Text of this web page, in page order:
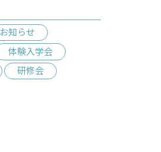
お知らせ
体験入学会
研修会